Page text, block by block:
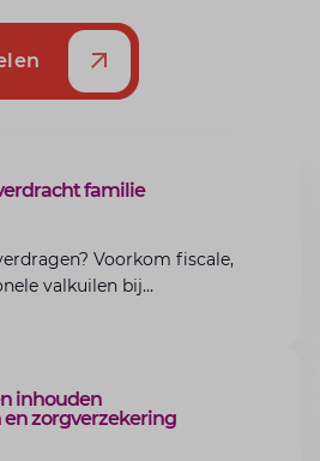
familie
Voorkom fiscale,
valkuilen bij
inhouden
zorgverzekering